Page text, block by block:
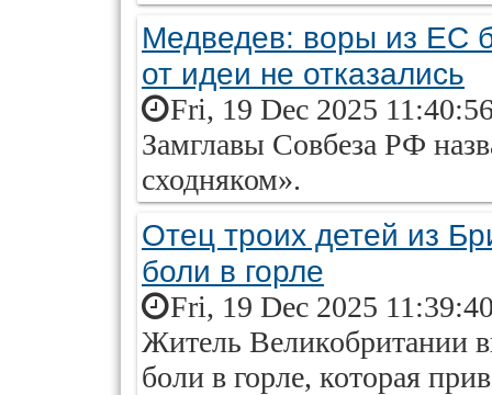
Медведев: воры из ЕС
от идеи не отказались
Fri, 19 Dec 2025
Замглавы Совбеза РФ
сходняком».
Отец троих детей из
боли в горле
Fri, 19 Dec 2025
Житель Великобритании
боли в горле, которая